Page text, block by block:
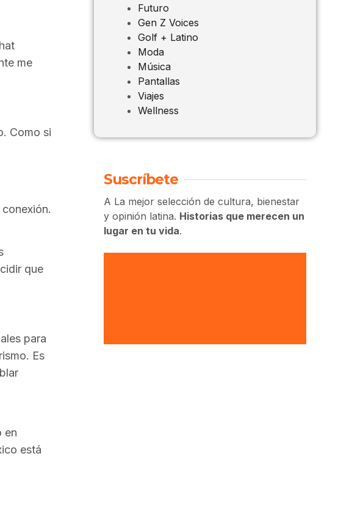
me
Como si
que
para
Es
en
está
Futuro
Gen Z Voices
Golf + Latino
Moda
Música
Pantallas
Viajes
Wellness
Suscríbete
A La mejor selección de cultura, bienestar
y opinión latina. Historias que merecen un
lugar en tu vida.